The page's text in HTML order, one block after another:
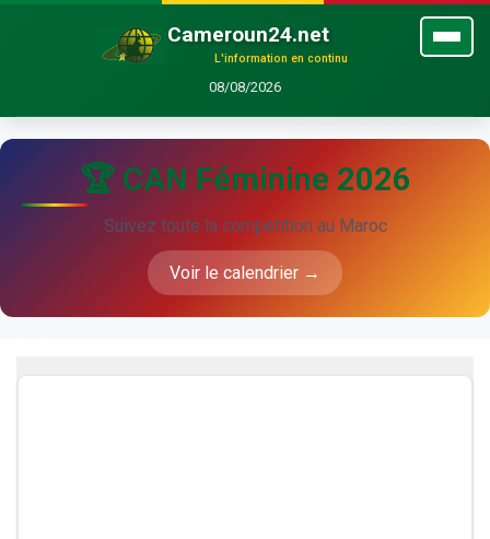
Cameroun24.net
L'information en continu
08/08/2026
🏆 CAN Féminine 2026
Suivez toute la compétition au Maroc
Voir le calendrier →